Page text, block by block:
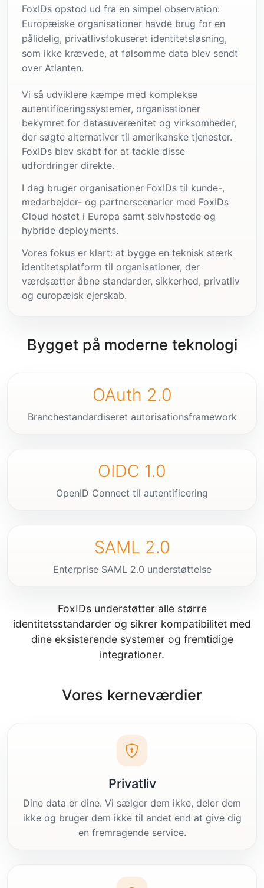
FoxIDs opstod ud fra en simpel observation:
Europæiske organisationer havde brug for en
pålidelig, privatlivsfokuseret identitetsløsning,
som ikke krævede, at følsomme data blev sendt
over Atlanten.
Vi så udviklere kæmpe med komplekse
autentificeringssystemer, organisationer
bekymret for datasuverænitet og virksomheder,
der søgte alternativer til amerikanske tjenester.
FoxIDs blev skabt for at tackle disse
udfordringer direkte.
I dag bruger organisationer FoxIDs til kunde-,
medarbejder- og partnerscenarier med FoxIDs
Cloud hostet i Europa samt selvhostede og
hybride deployments.
Vores fokus er klart: at bygge en teknisk stærk
identitetsplatform til organisationer, der
værdsætter åbne standarder, sikkerhed, privatliv
og europæisk ejerskab.
Bygget på moderne teknologi
OAuth 2.0
Branchestandardiseret autorisationsframework
OIDC 1.0
OpenID Connect til autentificering
SAML 2.0
Enterprise SAML 2.0 understøttelse
FoxIDs understøtter alle større
identitetsstandarder og sikrer kompatibilitet med
dine eksisterende systemer og fremtidige
integrationer.
Vores kerneværdier
Privatliv
Dine data er dine. Vi sælger dem ikke, deler dem
ikke og bruger dem ikke til andet end at give dig
en fremragende service.